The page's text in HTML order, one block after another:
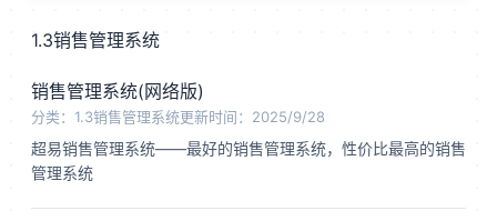
1.2采购管理系统
1.3销售管理系统
1.3销售管理系统
销售管理系统(网络版)
分类：1.3销售管理系统更新时间：2025/9/28
超易销售管理系统——最好的销售管理系统，性价比最高的销售
管理系统